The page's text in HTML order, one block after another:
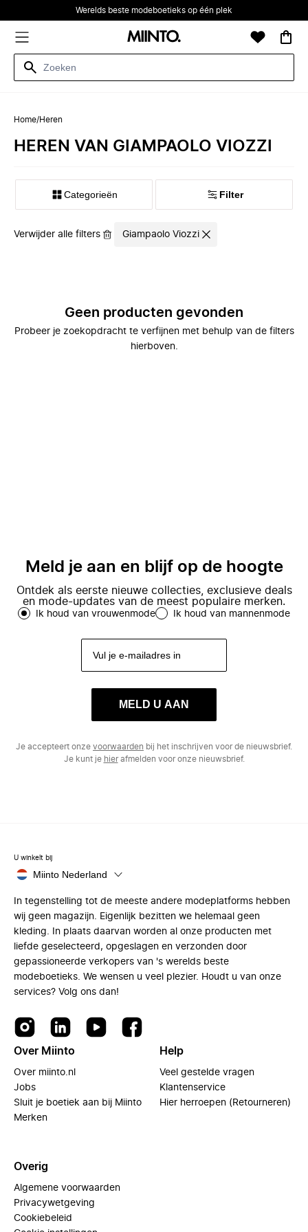
Werelds beste modeboetieks op één plek
Home/Heren
HEREN VAN GIAMPAOLO VIOZZI
Categorieën Filter
Verwijder alle filters Giampaolo Viozzi
Geen producten gevonden
Probeer je zoekopdracht te verfijnen met behulp van de filters
hierboven.
Meld je aan en blijf op de hoogte
Ontdek als eerste nieuwe collecties, exclusieve deals
en mode-updates van de meest populaire merken.
Ik houd van vrouwenmode Ik houd van mannenmode
MELD U AAN
Je accepteert onze voorwaarden bij het inschrijven voor de nieuwsbrief.
Je kunt je hierafmelden voor onze nieuwsbrief.
U winkelt bij
Miinto Nederland
In tegenstelling tot de meeste andere modeplatforms hebben
wij geen magazijn. Eigenlijk bezitten we helemaal geen
kleding. In plaats daarvan worden al onze producten met
liefde geselecteerd, opgeslagen en verzonden door
gepassioneerde verkopers van 's werelds beste
modeboetieks. We wensen u veel plezier. Houdt u van onze
services? Volg ons dan!
Over Miinto
Over miinto.nl
Jobs
Sluit je boetiek aan bij Miinto
Merken
Help
Veel gestelde vragen
Klantenservice
Hier herroepen (Retourneren)
Overig
Algemene voorwaarden
Privacywetgeving
Cookiebeleid